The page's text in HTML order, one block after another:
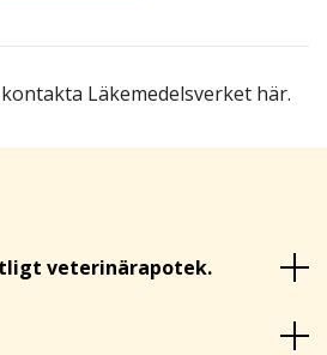
kontakta Läkemedelsverket här.
veterinärapotek.